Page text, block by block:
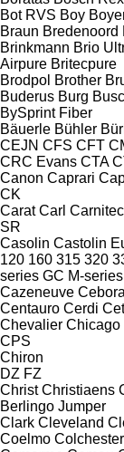
Bot RVS Boy
Braun Bredenoord
Brinkmann Brio
Airpure Britecpure
Brodpol Brother
Buderus Burg
BySprint Fiber
Bäuerle Bühler
CEJN CFS CFT
CRC Evans CTA
Canon Caprari
CK
Carat Carl
SR
Casolin Castolin
120 160 315 320
series GC M-series
Cazeneuve Cebora
Centauro Cerdi
Chevalier Chicago
CPS
Chiron
DZ FZ
Christ Christiaens
Berlingo Jumper
Clark Cleveland
Coelmo Colchester